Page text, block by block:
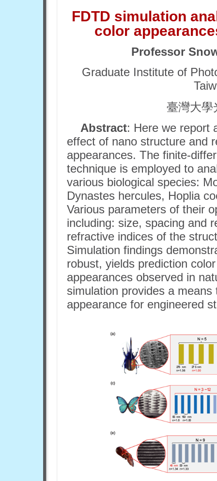
FDTD simulation
color
Professor
Graduate Institute of
臺灣大學
Abstract: Here we report
effect of nano structure and
appearances. The finite-
technique is employed to
various biological species:
Dynastes hercules, Hoplia
Various parameters of their
including: size, spacing and
refractive indices of the
Simulation findings
robust, yields prediction
appearances observed in
simulation provides a
appearance for engineered